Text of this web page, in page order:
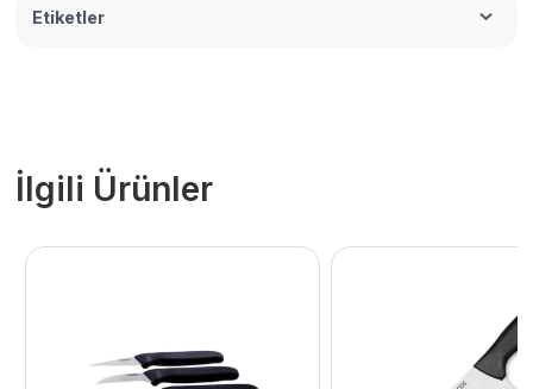
Etiketler
İlgili Ürünler